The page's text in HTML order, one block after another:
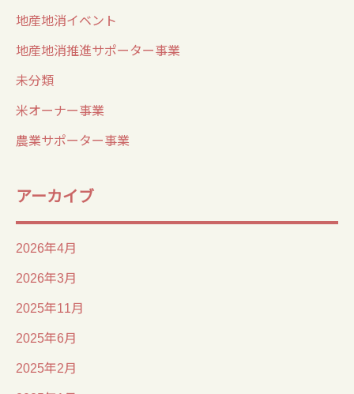
地産地消イベント
地産地消推進サポーター事業
未分類
米オーナー事業
農業サポーター事業
アーカイブ
2026年4月
2026年3月
2025年11月
2025年6月
2025年2月